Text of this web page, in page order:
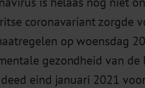
coronavariant zorgde
op woensdag
gezondheid van de
eind januari 2021